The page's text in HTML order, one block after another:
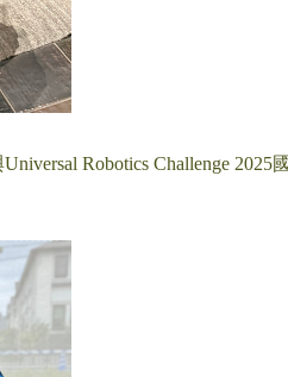
Robotics Challenge